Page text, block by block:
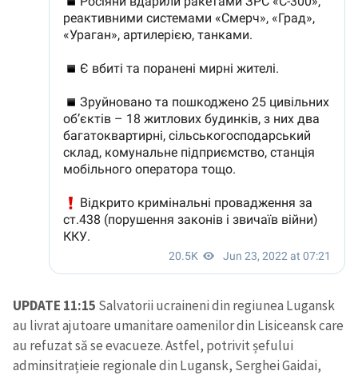
UPDATE 11:15 Salvatorii ucraineni din regiunea Lugansk
au livrat ajutoare umanitare oamenilor din Lisiceansk care
au refuzat să se evacueze. Astfel, potrivit șefului
adminsitrațieie regionale din Lugansk, Serghei Gaidai,